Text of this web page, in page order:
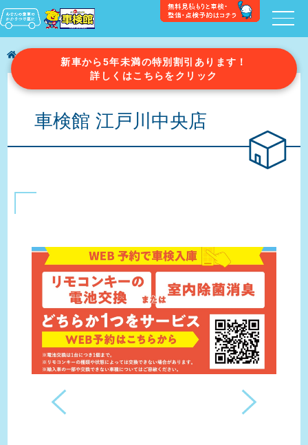
新車から5年未満の特別割引あります！
詳しくはこちらをクリック
車検館の店舗一覧 車検館 江戸川中央店
車検館 江戸川中央店